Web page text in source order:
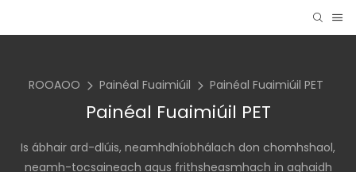
ROOAOO Painéal Fuaimiúil Painéal Fuaimiúil PET
Painéal Fuaimiúil PET
Is ábhair ard-dlúis, neamhdhíobhálach don chomhshaol,
neamh-tocsaineach agus frithsheasmhach in aghaidh